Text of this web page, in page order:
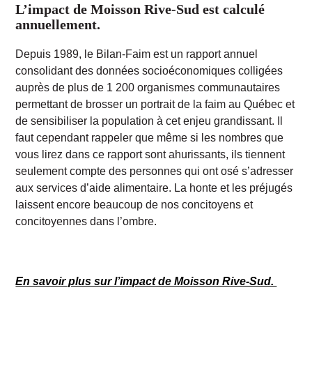
L’impact de Moisson Rive-Sud est calculé
annuellement.
Depuis 1989, le Bilan-Faim est un rapport annuel
consolidant des données socioéconomiques colligées
auprès de plus de 1 200 organismes communautaires
permettant de brosser un portrait de la faim au Québec et
de sensibiliser la population à cet enjeu grandissant. Il
faut cependant rappeler que même si les nombres que
vous lirez dans ce rapport sont ahurissants, ils tiennent
seulement compte des personnes qui ont osé s’adresser
aux services d’aide alimentaire. La honte et les préjugés
laissent encore beaucoup de nos concitoyens et
concitoyennes dans l’ombre.
En savoir plus sur l’impact de Moisson Rive-Sud.